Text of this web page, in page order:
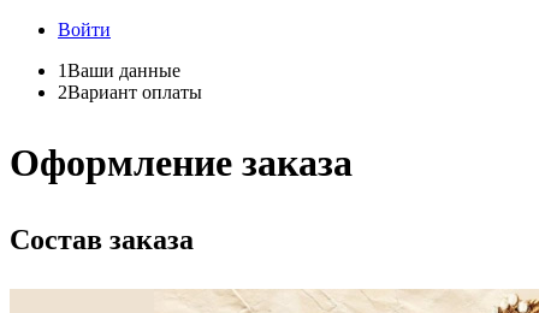
Войти
1Ваши данные
2Вариант оплаты
Оформление заказа
Состав заказа